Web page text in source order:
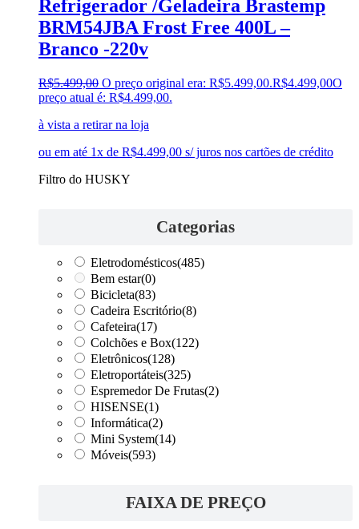
Refrigerador /Geladeira Brastemp
BRM54JBA Frost Free 400L –
Branco -220v
R$5.499,00 O preço original era: R$5.499,00.R$4.499,00O
preço atual é: R$4.499,00.
à vista a retirar na loja
ou em até 1x de R$4.499,00 s/ juros nos cartões de crédito
Filtro do HUSKY
Categorias
Eletrodomésticos(485)
Bem estar(0)
Bicicleta(83)
Cadeira Escritório(8)
Cafeteira(17)
Colchões e Box(122)
Eletrônicos(128)
Eletroportáteis(325)
Espremedor De Frutas(2)
HISENSE(1)
Informática(2)
Mini System(14)
Móveis(593)
FAIXA DE PREÇO